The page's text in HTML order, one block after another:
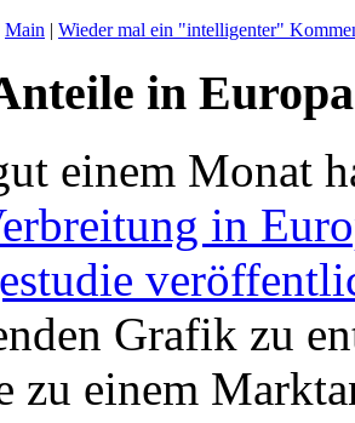
Main | Wieder mal ein "intelligenter"
in Europa
einem Monat
in
Grafik zu
zu einem